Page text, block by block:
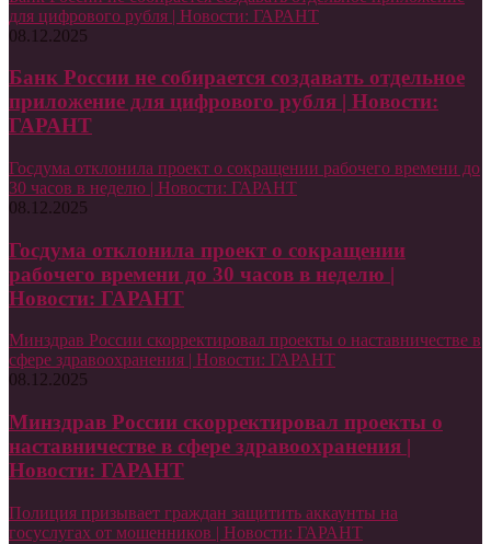
для цифрового рубля | Новости: ГАРАНТ
08.12.2025
Банк России не собирается создавать отдельное
приложение для цифрового рубля | Новости:
ГАРАНТ
Госдума отклонила проект о сокращении рабочего времени до
30 часов в неделю | Новости: ГАРАНТ
08.12.2025
Госдума отклонила проект о сокращении
рабочего времени до 30 часов в неделю |
Новости: ГАРАНТ
Минздрав России скорректировал проекты о наставничестве в
сфере здравоохранения | Новости: ГАРАНТ
08.12.2025
Минздрав России скорректировал проекты о
наставничестве в сфере здравоохранения |
Новости: ГАРАНТ
Полиция призывает граждан защитить аккаунты на
госуслугах от мошенников | Новости: ГАРАНТ